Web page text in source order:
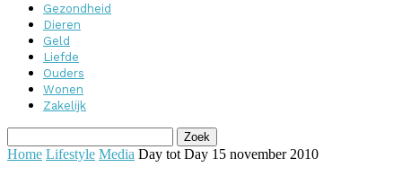
Gezondheid
Dieren
Geld
Liefde
Ouders
Wonen
Zakelijk
Home Lifestyle Media Day tot Day 15 november 2010